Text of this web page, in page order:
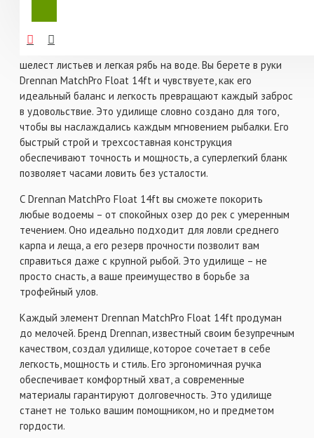
выбор.
Представьте себе момент: раннее утро, тишина, только
шелест листьев и легкая рябь на воде. Вы берете в руки
Drennan MatchPro Float 14ft и чувствуете, как его
идеальный баланс и легкость превращают каждый заброс
в удовольствие. Это удилище словно создано для того,
чтобы вы наслаждались каждым мгновением рыбалки. Его
быстрый строй и трехсоставная конструкция
обеспечивают точность и мощность, а суперлегкий бланк
позволяет часами ловить без усталости.
С Drennan MatchPro Float 14ft вы сможете покорить
любые водоемы – от спокойных озер до рек с умеренным
течением. Оно идеально подходит для ловли среднего
карпа и леща, а его резерв прочности позволит вам
справиться даже с крупной рыбой. Это удилище – не
просто снасть, а ваше преимущество в борьбе за
трофейный улов.
Каждый элемент Drennan MatchPro Float 14ft продуман
до мелочей. Бренд Drennan, известный своим безупречным
качеством, создал удилище, которое сочетает в себе
легкость, мощность и стиль. Его эргономичная ручка
обеспечивает комфортный хват, а современные
материалы гарантируют долговечность. Это удилище
станет не только вашим помощником, но и предметом
гордости.